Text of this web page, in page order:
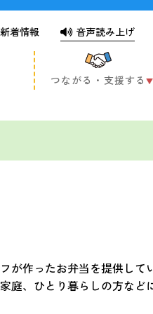
新着情報 音声読み上げ
つながる・支援する
が作ったお弁当を提供して
庭、ひとり暮らしの方など